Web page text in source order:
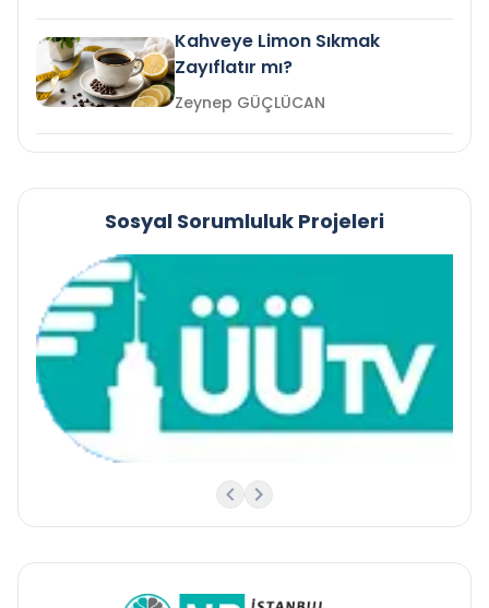
Kahveye Limon Sıkmak
Zayıflatır mı?
Zeynep GÜÇLÜCAN
Sosyal Sorumluluk Projeleri